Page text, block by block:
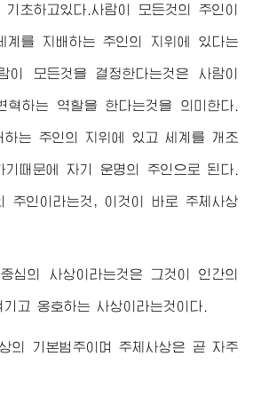
초하고있다.사람이 모든것의 주인이
계를 지배하는 주인의 지위에 있다는
이 모든것을 결정한다는것은 사람이
혁하는 역할을 한다는것을 의미한다.
하는 주인의 지위에 있고 세계를 개조
기때문에 자기 운명의 주인으로 된다.
주인이라는것, 이것이 바로 주체사상
심의 사상이라는것은 그것이 인간의
고 옹호하는 사상이라는것이다.
의 기본범주이며 주체사상은 곧 자주